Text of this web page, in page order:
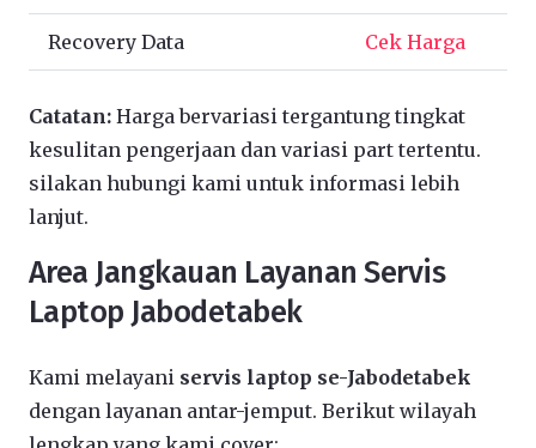
Recovery Data Cek Harga
Catatan: Harga bervariasi tergantung tingkat
kesulitan pengerjaan dan variasi part tertentu.
silakan hubungi kami untuk informasi lebih
lanjut.
Area Jangkauan Layanan Servis
Laptop Jabodetabek
Kami melayani servis laptop se-Jabodetabek
dengan layanan antar-jemput. Berikut wilayah